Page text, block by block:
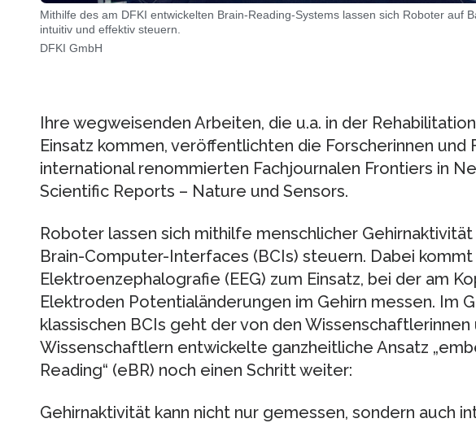
Mithilfe des am DFKI entwickelten Brain-Reading-Systems lassen sich Roboter auf
intuitiv und effektiv steuern.
DFKI GmbH
Ihre wegweisenden Arbeiten, die u.a. in der
Einsatz kommen, veröffentlichten die Forscherinnen und
international renommierten Fachjournalen Frontiers in
Scientific Reports – Nature und Sensors.
Roboter lassen sich mithilfe menschlicher
Brain-Computer-Interfaces (BCIs) steuern. Dabei kommt
Elektroenzephalografie (EEG) zum Einsatz, bei der am
Elektroden Potentialänderungen im Gehirn messen. Im
klassischen BCIs geht der von den Wissenschaftlerinnen
Wissenschaftlern entwickelte ganzheitliche Ansatz
Reading“ (eBR) noch einen Schritt weiter:
Gehirnaktivität kann nicht nur gemessen, sondern auch